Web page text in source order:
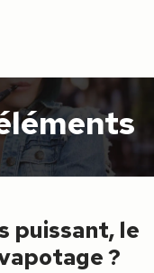
puissant, le
?